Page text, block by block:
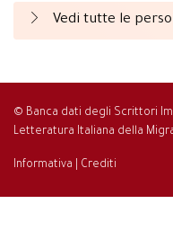
Vedi tutte le
© Banca dati degli Scrittori
Letteratura Italiana della
Informativa Crediti